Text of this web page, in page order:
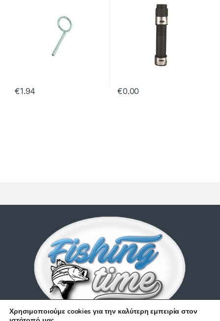
€1.94 €0.00
Χρησιμοποιούμε cookies για την καλύτερη εμπειρία στον